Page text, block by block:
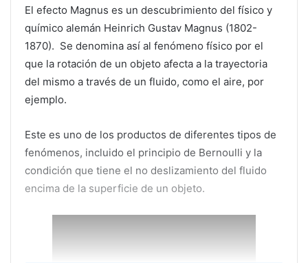
El efecto Magnus es un descubrimiento del físico y
químico alemán Heinrich Gustav Magnus (1802-
1870). Se denomina así al fenómeno físico por el
que la rotación de un objeto afecta a la trayectoria
del mismo a través de un fluido, como el aire, por
ejemplo.
Este es uno de los productos de diferentes tipos de
fenómenos, incluido el principio de Bernoulli y la
condición que tiene el no deslizamiento del fluido
encima de la superficie de un objeto.